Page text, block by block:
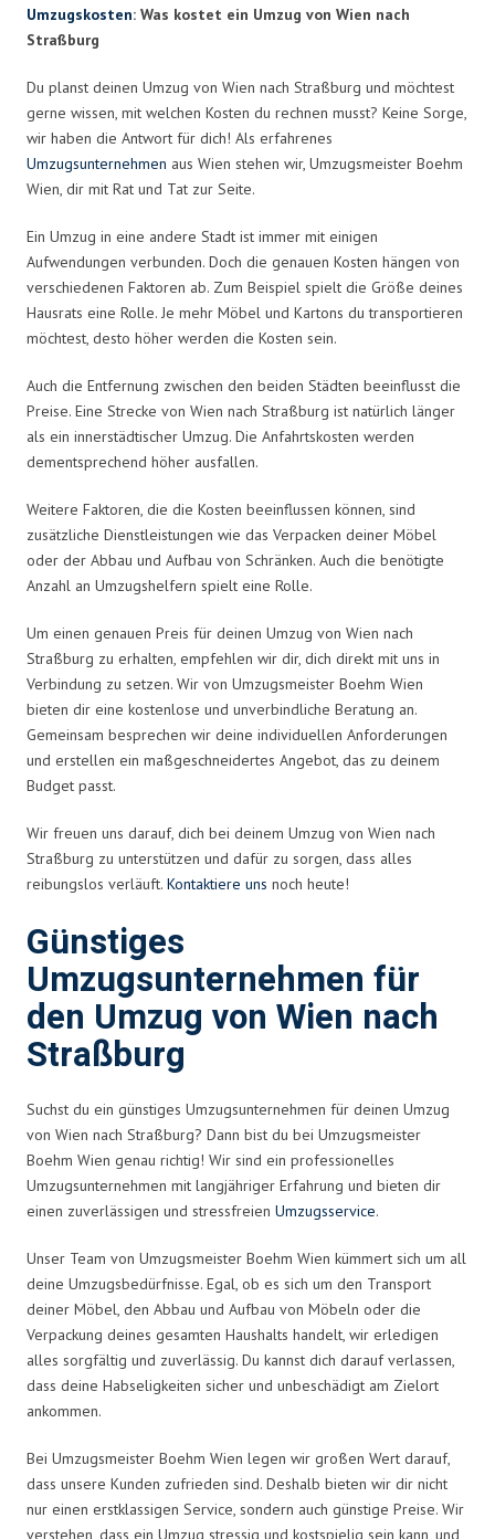
Umzugskosten: Was kostet ein Umzug von Wien nach
Straßburg
Du planst deinen Umzug von Wien nach Straßburg und möchtest
gerne wissen, mit welchen Kosten du rechnen musst? Keine Sorge,
wir haben die Antwort für dich! Als erfahrenes
Umzugsunternehmen aus Wien stehen wir, Umzugsmeister Boehm
Wien, dir mit Rat und Tat zur Seite.
Ein Umzug in eine andere Stadt ist immer mit einigen
Aufwendungen verbunden. Doch die genauen Kosten hängen von
verschiedenen Faktoren ab. Zum Beispiel spielt die Größe deines
Hausrats eine Rolle. Je mehr Möbel und Kartons du transportieren
möchtest, desto höher werden die Kosten sein.
Auch die Entfernung zwischen den beiden Städten beeinflusst die
Preise. Eine Strecke von Wien nach Straßburg ist natürlich länger
als ein innerstädtischer Umzug. Die Anfahrtskosten werden
dementsprechend höher ausfallen.
Weitere Faktoren, die die Kosten beeinflussen können, sind
zusätzliche Dienstleistungen wie das Verpacken deiner Möbel
oder der Abbau und Aufbau von Schränken. Auch die benötigte
Anzahl an Umzugshelfern spielt eine Rolle.
Um einen genauen Preis für deinen Umzug von Wien nach
Straßburg zu erhalten, empfehlen wir dir, dich direkt mit uns in
Verbindung zu setzen. Wir von Umzugsmeister Boehm Wien
bieten dir eine kostenlose und unverbindliche Beratung an.
Gemeinsam besprechen wir deine individuellen Anforderungen
und erstellen ein maßgeschneidertes Angebot, das zu deinem
Budget passt.
Wir freuen uns darauf, dich bei deinem Umzug von Wien nach
Straßburg zu unterstützen und dafür zu sorgen, dass alles
reibungslos verläuft. Kontaktiere uns noch heute!
Günstiges
Umzugsunternehmen für
den Umzug von Wien nach
Straßburg
Suchst du ein günstiges Umzugsunternehmen für deinen Umzug
von Wien nach Straßburg? Dann bist du bei Umzugsmeister
Boehm Wien genau richtig! Wir sind ein professionelles
Umzugsunternehmen mit langjähriger Erfahrung und bieten dir
einen zuverlässigen und stressfreien Umzugsservice.
Unser Team von Umzugsmeister Boehm Wien kümmert sich um all
deine Umzugsbedürfnisse. Egal, ob es sich um den Transport
deiner Möbel, den Abbau und Aufbau von Möbeln oder die
Verpackung deines gesamten Haushalts handelt, wir erledigen
alles sorgfältig und zuverlässig. Du kannst dich darauf verlassen,
dass deine Habseligkeiten sicher und unbeschädigt am Zielort
ankommen.
Bei Umzugsmeister Boehm Wien legen wir großen Wert darauf,
dass unsere Kunden zufrieden sind. Deshalb bieten wir dir nicht
nur einen erstklassigen Service, sondern auch günstige Preise. Wir
verstehen, dass ein Umzug stressig und kostspielig sein kann, und